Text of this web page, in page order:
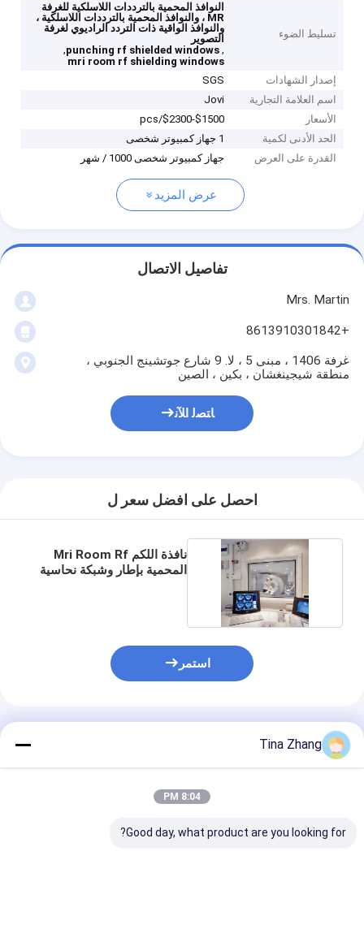
تسليط الضوء
النوافذ المحمية بالترددات اللاسلكية للغرفة
MR ، والنوافذ المحمية بالترددات اللاسلكية ،
والنوافذ الواقية ذات التردد الراديوي لغرفة
التصوير
,
punching rf shielded windows
,
mri room rf shielding windows
إصدار الشهادات
SGS
اسم العلامة التجارية
Jovi
الأسعار
$1500-$2300/pcs
الحد الأدنى لكمية
1 جهاز كمبيوتر شخصى
القدرة على العرض
جهاز كمبيوتر شخصى 1000 / شهر
عرض المزيد
تفاصيل الاتصال
Mrs. Martin
+8613910301842
غرفة 1406 ، مبنى 5 ، لا. 9 شارع جوتشينج الجنوبي ،
منطقة شيجينغشان ، بكين ، الصين
ﺎﺘﺼﻟ ﺍﻶﻧ
احصل على افضل سعر ل
نافذة اللكم Mri Room Rf
المحمية بإطار وشبكة نحاسية
استمر
المنتجات الموصى بها
Tina Zhang
8:04 PM
Good day, what product are you looking for?